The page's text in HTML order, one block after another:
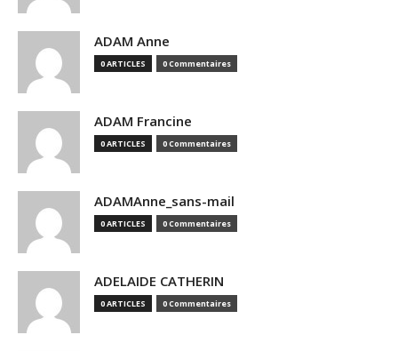
ADAM Anne
0 ARTICLES 0 Commentaires
ADAM Francine
0 ARTICLES 0 Commentaires
ADAMAnne_sans-mail
0 ARTICLES 0 Commentaires
ADELAIDE CATHERIN
0 ARTICLES 0 Commentaires